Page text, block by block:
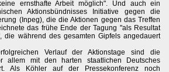
ernsthafte Arbeit möglich". Und auch ein
Aktionsbündnisses Initiative gegen die
(Inpeg), die die Aktionen gegen das Treffen
das frühe Ende der Tagung "als Resultat
die während des gesamten Gipfels angedauert
Verlauf der Aktionstage sind die
allem mit den harten staatlichen Deutsches
Als Köhler auf der Pressekonferenz noch